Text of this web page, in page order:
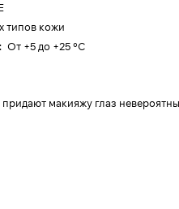
типов кожи
: От +5 до +25 °C
придают макияжу глаз